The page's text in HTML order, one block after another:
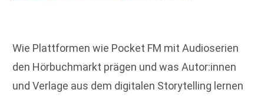
Wie Plattformen wie Pocket FM mit Audioserien
den Hörbuchmarkt prägen und was Autor:innen
und Verlage aus dem digitalen Storytelling lernen